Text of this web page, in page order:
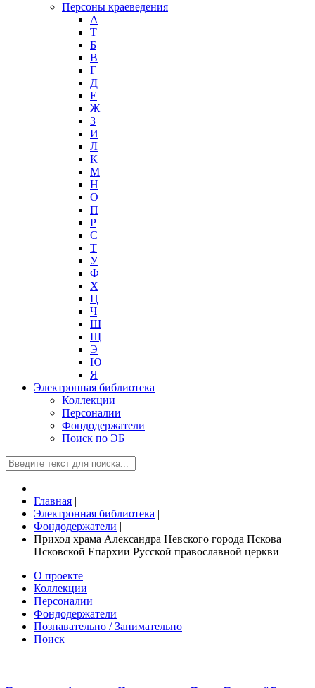
Персоны краеведения
А
T
Б
В
Г
Д
Е
Ж
З
И
Л
К
М
Н
О
П
Р
С
Т
У
Ф
Х
Ц
Ч
Ш
Щ
Э
Ю
Я
Электронная библиотека
Коллекции
Персоналии
Фондодержатели
Поиск по ЭБ
Главная |
Электронная библиотека |
Фондодержатели |
Приход храма Александра Невского города Пскова
Псковской Епархии Русской православной церкви
О проекте
Коллекции
Персоналии
Фондодержатели
Познавательно / Занимательно
Поиск